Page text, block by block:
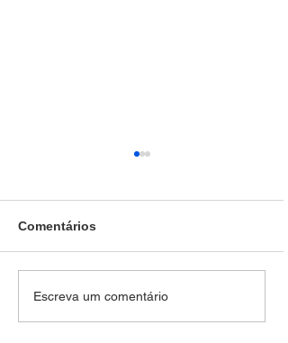
Jovem de 18 anos, é
Comentários
Escreva um comentário